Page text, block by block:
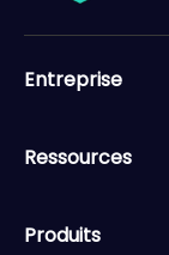
Entreprise
Ressources
Produits